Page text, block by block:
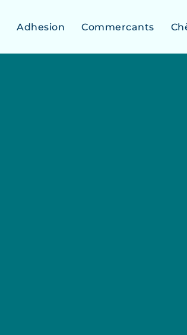
Adhesion Commercants